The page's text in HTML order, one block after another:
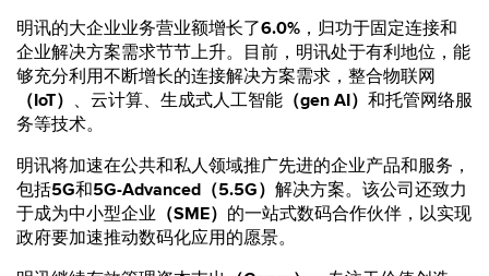
明讯的大企业业务营业额增长了6.0% ，归功于固定连接和
企业解决方案需求节节上升。目前，明讯处于有利地位，能
够充分利用不断增长的连接解决方案需求，整合物联网
（IoT） 、云计算、生成式人工智能 （gen AI） 和托管网络服
务等技术。
明讯将加速在公共和私人领域推广先进的企业产品和服务，
包括5G和5G-Advanced（5.5G） 解决方案。该公司还致力
于成为中小型企业 （SME） 的一站式数码合作伙伴，以实现
政府要加速推动数码化应用的愿景。